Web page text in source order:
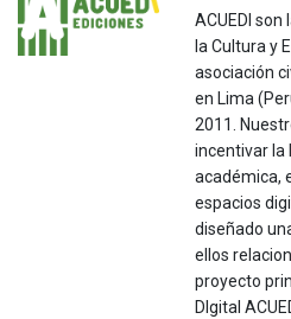
ACUEDI
la Cultura y
asociación
en Lima
2011.
incentivar la
académica,
espacios
diseñado
ellos
proyecto
DIgital